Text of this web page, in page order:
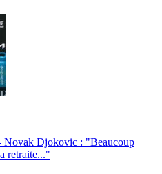
Novak Djokovic : "Beaucoup
retraite..."